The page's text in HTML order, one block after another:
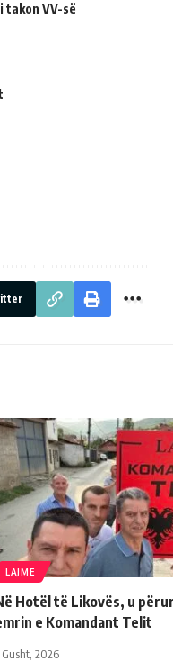
takon VV-së
LAJME
Hotël të Likovës, u
e Komandant Telit
Gusht, 2026